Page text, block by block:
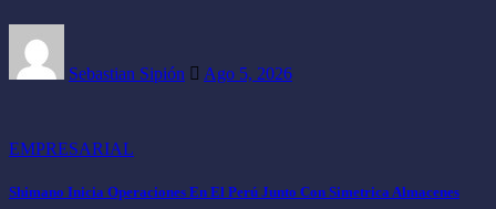
Sebastian Sipión Ago 5, 2026
EMPRESARIAL
Shimano Inicia Operaciones En El Perú Junto Con Simetrica Almacenes